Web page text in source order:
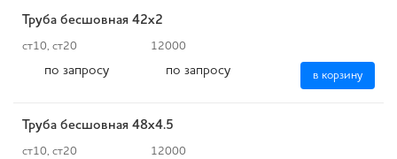
Труба бесшовная 42х2
ст10, ст20 12000
по запросу по запросу в корзину
Труба бесшовная 48х4.5
ст10, ст20 12000